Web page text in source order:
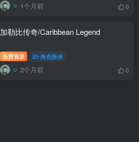
1个月前 0
加勒比传奇/Caribbean Legend
免费资源 角色扮演
2个月前 0